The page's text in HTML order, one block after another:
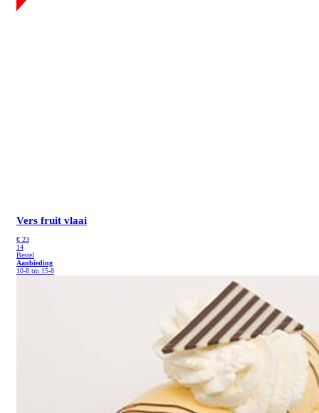
Vers fruit vlaai
€ 23
14
Bestel
Aanbieding
10-8 tm 15-8